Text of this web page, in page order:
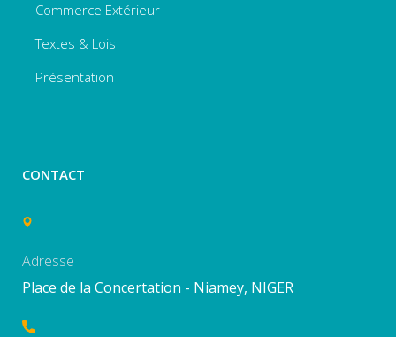
Commerce Extérieur
Textes & Lois
Présentation
CONTACT
Adresse
Place de la Concertation - Niamey, NIGER